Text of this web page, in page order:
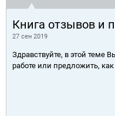
Книга отзывов и
27 сен 2019
Здравствуйте, в этой теме
работе или предложить,